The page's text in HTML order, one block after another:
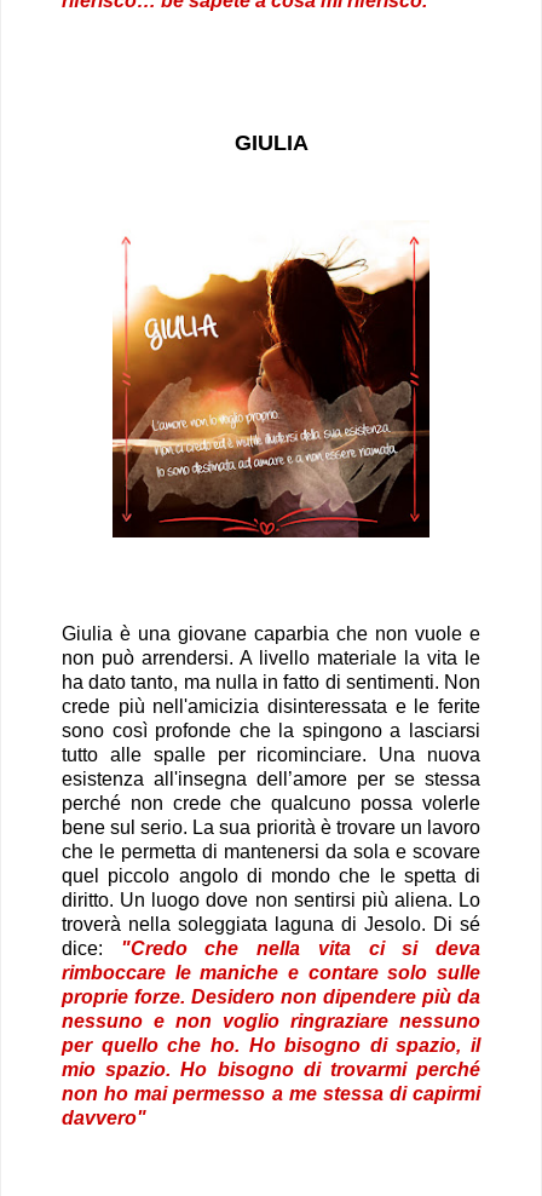
GIULIA
Giulia è una giovane caparbia che non vuole e
non può arrendersi. A livello materiale la vita le
ha dato tanto, ma nulla in fatto di sentimenti. Non
crede più nell'amicizia disinteressata e le ferite
sono così profonde che la spingono a lasciarsi
tutto alle spalle per ricominciare. Una nuova
esistenza all'insegna dell’amore per se stessa
perché non crede che qualcuno possa volerle
bene sul serio. La sua priorità è trovare un lavoro
che le permetta di mantenersi da sola e scovare
quel piccolo angolo di mondo che le spetta di
diritto. Un luogo dove non sentirsi più aliena. Lo
troverà nella soleggiata laguna di Jesolo. Di sé
dice: "Credo che nella vita ci si deva
rimboccare le maniche e contare solo sulle
proprie forze. Desidero non dipendere più da
nessuno e non voglio ringraziare nessuno
per quello che ho. Ho bisogno di spazio, il
mio spazio. Ho bisogno di trovarmi perché
non ho mai permesso a me stessa di capirmi
davvero"